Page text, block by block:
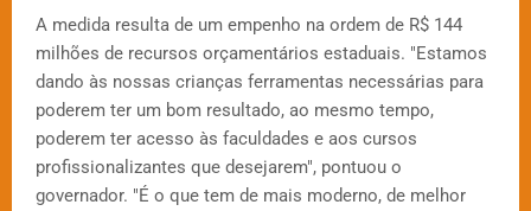
A medida resulta de um empenho na ordem de R$ 144
milhões de recursos orçamentários estaduais. "Estamos
dando às nossas crianças ferramentas necessárias para
poderem ter um bom resultado, ao mesmo tempo,
poderem ter acesso às faculdades e aos cursos
profissionalizantes que desejarem", pontuou o
governador. "É o que tem de mais moderno, de melhor